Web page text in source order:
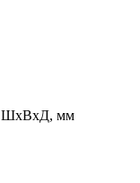
ШхВхД, мм